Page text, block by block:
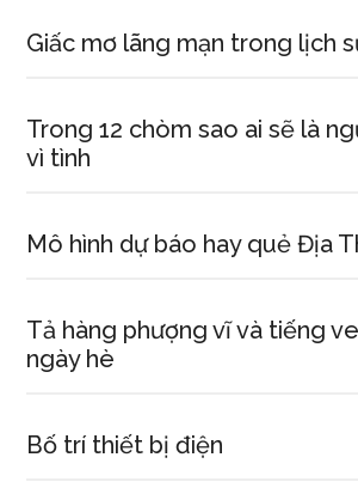
Giấc mơ lãng mạn trong lịch
Trong 12 chòm sao ai sẽ là
vì tình
Mô hình dự báo hay quẻ Địa
Tả hàng phượng vĩ và tiếng
ngày hè
Bố trí thiết bị điện